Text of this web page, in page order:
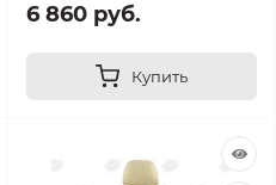
6 860 руб.
Купить